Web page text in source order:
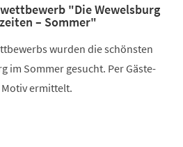
"Die Wewelsburg
– Sommer"
wurden die schönsten
im Sommer gesucht. Per Gäste-
ermittelt.